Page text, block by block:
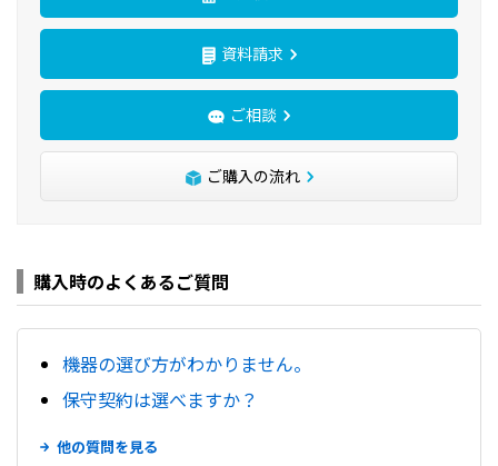
資料請求
ご相談
ご購入の流れ
購入時のよくあるご質問
機器の選び方がわかりません。
保守契約は選べますか？
他の質問を見る